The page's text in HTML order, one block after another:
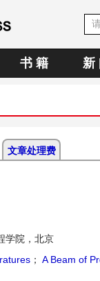
书 籍 新
文章处理费
学院，北京
； A Beam of